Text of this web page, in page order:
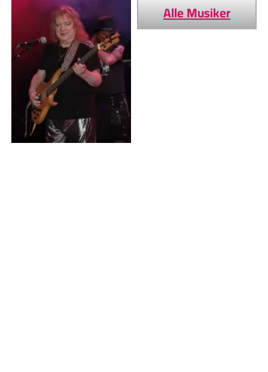
Steve Priest
Alle Musiker